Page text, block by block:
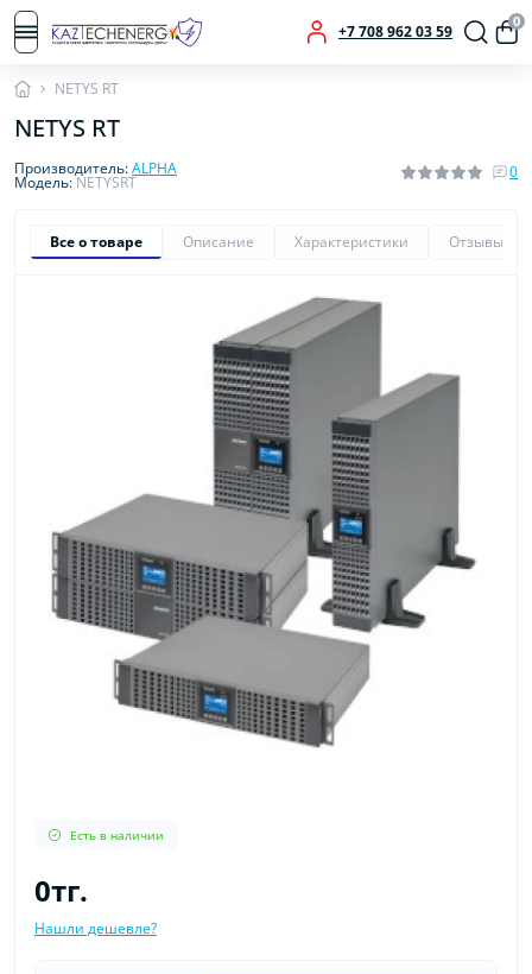
+7 708 962 03 59
0
NETYS RT
NETYS RT
Производитель:ALPHA
Модель:NETYSRT
0
Все о товаре Описание Характеристики Отзывы
Есть в наличии
0тг.
Нашли дешевле?